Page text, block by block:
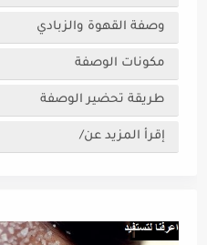
وصفة القهوة والزبادي
مكونات الوصفة
طريقة تحضير الوصفة
إقرأ المزيد عن/